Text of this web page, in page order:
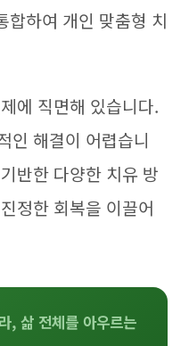
합하여 개인 맞춤형 치
에 직면해 있습니다.
인 해결이 어렵습니
반한 다양한 치유 방
정한 회복을 이끌어
, 삶 전체를 아우르는